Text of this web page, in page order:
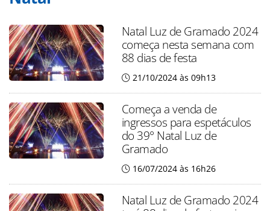
Natal Luz de Gramado 2024
começa nesta semana com
88 dias de festa
21/10/2024 às 09h13
Começa a venda de
ingressos para espetáculos
do 39° Natal Luz de
Gramado
16/07/2024 às 16h26
Natal Luz de Gramado 2024